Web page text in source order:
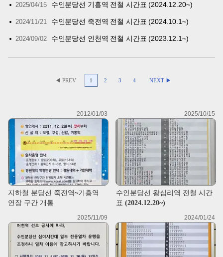
2025/04/15 수인분당선 기흥역 전철 시간표 (2024.12.20~)
2024/11/21 수인분당선 죽전역 전철 시간표 (2024.10.1~)
2024/09/02 수인분당선 인천역 전철 시간표 (2023.12.1~)
◀ PREV 1 2 3 4 NEXT ▶
2012/01/03
지하철 분당선 죽전역~기흥역
연장 구간 개통
2025/10/15
수인분당선 왕십리역 전철 시간
표 (2024.12.20~)
2025/11/09 2024/01/24